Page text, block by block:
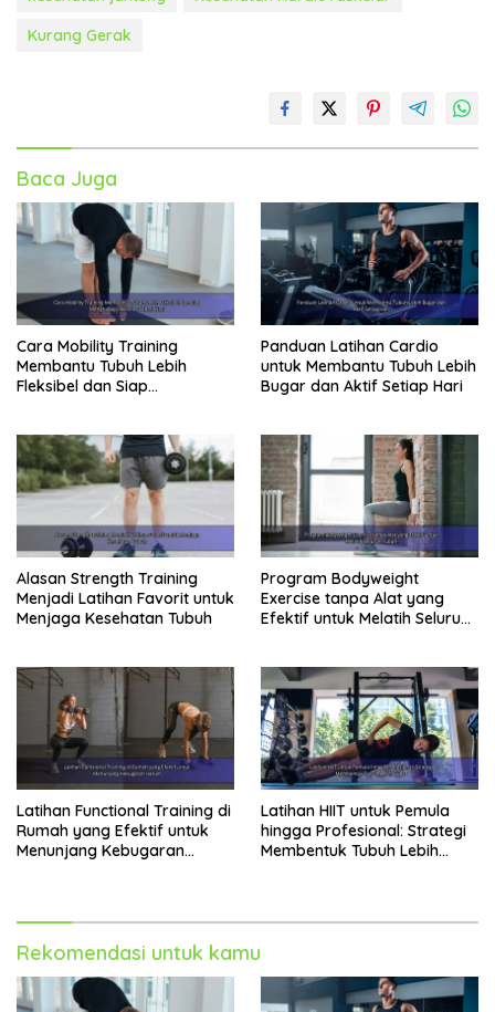
Kurang Gerak
Baca Juga
Cara Mobility Training
Membantu Tubuh Lebih
Fleksibel dan Siap
Panduan Latihan Cardio
untuk Membantu Tubuh Lebih
Bugar dan Aktif Setiap Hari
Alasan Strength Training
Menjadi Latihan Favorit untuk
Menjaga Kesehatan Tubuh
Program Bodyweight
Exercise tanpa Alat yang
Efektif untuk Melatih Seluruh
Latihan Functional Training di
Rumah yang Efektif untuk
Menunjang Kebugaran
Latihan HIIT untuk Pemula
hingga Profesional: Strategi
Membentuk Tubuh Lebih
Rekomendasi untuk kamu